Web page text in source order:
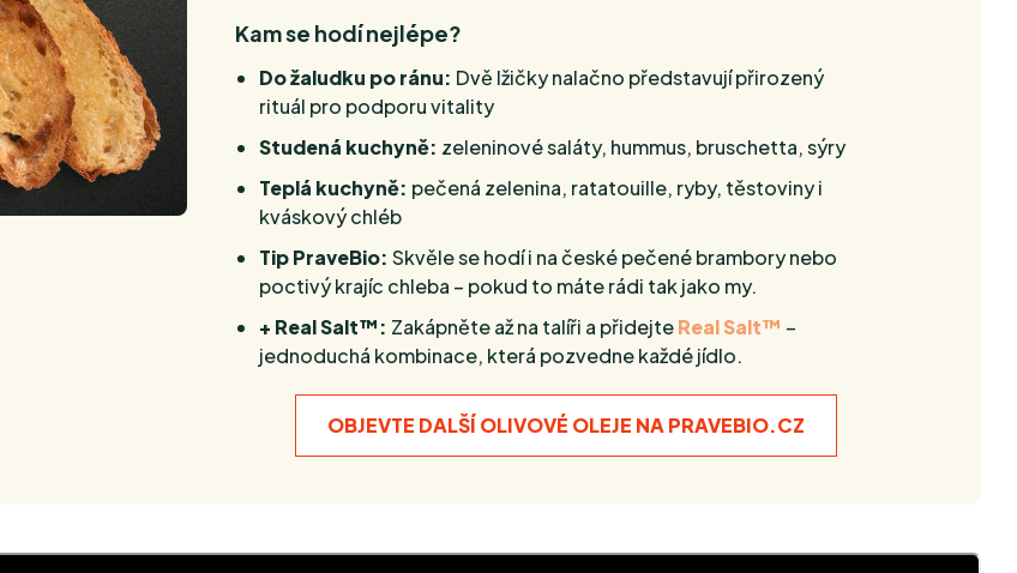
Kam se hodí nejlépe?
Do žaludku po ránu: Dvě lžičky nalačno představují přirozený
rituál pro podporu vitality
Studená kuchyně: zeleninové saláty, hummus, bruschetta, sýry
Teplá kuchyně: pečená zelenina, ratatouille, ryby, těstoviny i
kváskový chléb
Tip PraveBio: Skvěle se hodí i na české pečené brambory nebo
poctivý krajíc chleba – pokud to máte rádi tak jako my.
+ Real Salt™: Zakápněte až na talíři a přidejteReal Salt™ –
jednoduchá kombinace, která pozvedne každé jídlo.
OBJEVTE DALŠÍ OLIVOVÉ OLEJE NA PRAVEBIO.CZ